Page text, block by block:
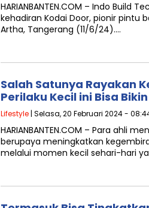
HARIANBANTEN.COM – Indo Build
kehadiran Kodai Door, pionir pintu
Artha, Tangerang (11/6/24)….
Salah Satunya Rayakan
Perilaku Kecil ini Bisa
Lifestyle | Selasa, 20 Februari 2024 -
HARIANBANTEN.COM – Para ahli
berupaya meningkatkan
melalui momen kecil sehari-hari